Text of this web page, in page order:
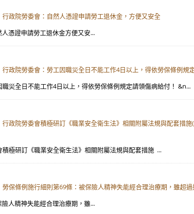
政院勞委會：自然人憑證申請勞工退休金，方便又安全
憑證申請勞工退休金方便又安...
政院勞委會：勞工因職災全日不能工作4日以上，得依勞保條例規
災全日不能工作4日以上，得依勞保條例規定請領傷病給付！ &n...
政院勞委會積極研訂《職業安全衛生法》相關附屬法規與配套措
極研訂《職業安全衛生法》相關附屬法規與配套措施 ...
保條例施行細則第69條：被保險人精神失能經合理治療期，雖超
人精神失能經合理治療期，雖...